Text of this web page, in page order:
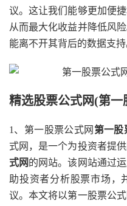
议。这让我们能够更加便
从而最大化收益并降低风
能离不开其背后的数据支持
精选股票公式网(第一
1、第一股票公式网 第一股
式网，是一个为投资者提
式网的网站。该网站通过
助投资者分析股票市场，
议。本文将以第一股票公